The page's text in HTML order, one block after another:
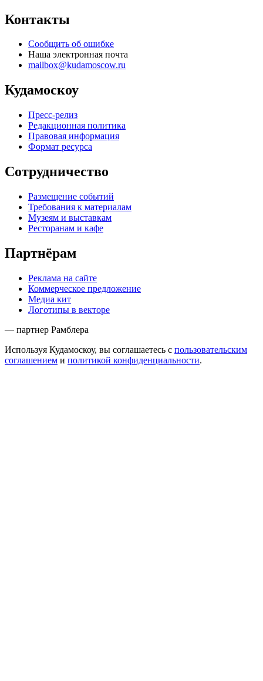
Контакты
Сообщить об ошибке
Наша электронная почта
mailbox@kudamoscow.ru
Кудамоскоу
Пресс-релиз
Редакционная политика
Правовая информация
Формат ресурса
Сотрудничество
Размещение событий
Требования к материалам
Музеям и выставкам
Ресторанам и кафе
Партнёрам
Реклама на сайте
Коммерческое предложение
Медиа кит
Логотипы в векторе
— партнер Рамблера
Используя Кудамоскоу, вы соглашаетесь с пользовательским
соглашением и политикой конфиденциальности.